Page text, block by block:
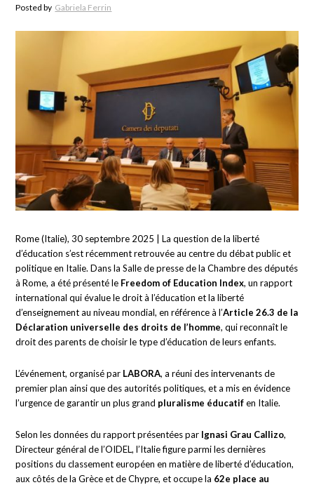
Posted by Gabriela Ferrin
Rome (Italie), 30 septembre 2025 | La question de la liberté
d’éducation s’est récemment retrouvée au centre du débat public et
politique en Italie. Dans la Salle de presse de la Chambre des députés
à Rome, a été présenté le Freedom of Education Index, un rapport
international qui évalue le droit à l’éducation et la liberté
d’enseignement au niveau mondial, en référence à l’Article 26.3 de la
Déclaration universelle des droits de l’homme, qui reconnaît le
droit des parents de choisir le type d’éducation de leurs enfants.
L’événement, organisé par LABORA, a réuni des intervenants de
premier plan ainsi que des autorités politiques, et a mis en évidence
l’urgence de garantir un plus grand pluralisme éducatifen Italie.
Selon les données du rapport présentées par Ignasi Grau Callizo,
Directeur général de l’OIDEL, l’Italie figure parmi les dernières
positions du classement européen en matière de liberté d’éducation,
aux côtés de la Grèce et de Chypre, et occupe la 62e place au